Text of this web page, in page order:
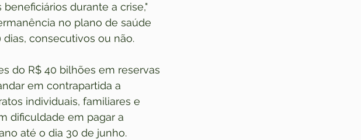
durante a crise,"
no plano de saúde
consecutivos ou não.
do R$ 40 bilhões em reservas
em contrapartida a
individuais, familiares e
dificuldade em pagar a
até o dia 30 de junho.